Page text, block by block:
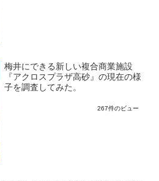
梅井にできる新しい複合商業施設
『アクロスプラザ高砂』の現在の様
子を調査してみた。
267件のビュー